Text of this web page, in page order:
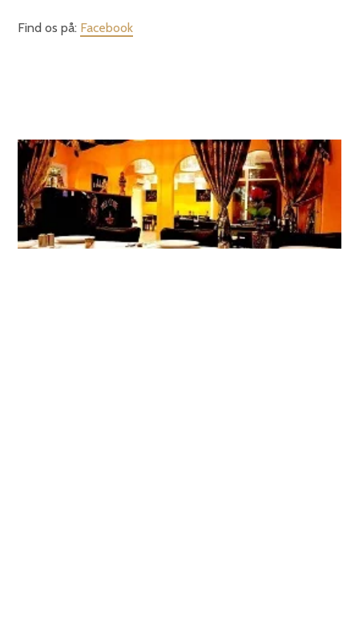
Find os på: Facebook